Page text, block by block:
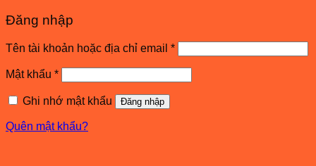
Đăng nhập
Tên tài khoản hoặc địa chỉ email *Bắt
buộc
Mật khẩu *Bắt
buộc
Ghi nhớ mật khẩu
Đăng nhập
Quên mật khẩu?